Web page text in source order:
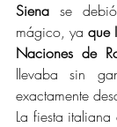
Siena se
mágico, ya que
Naciones de
llevaba sin
exactamente
La fiesta